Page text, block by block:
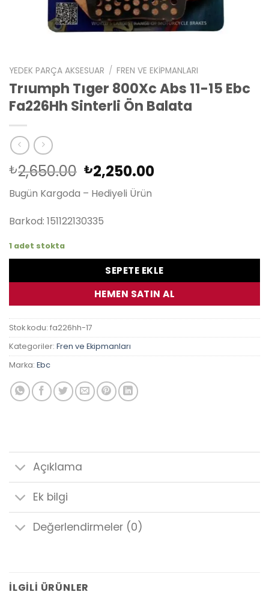
YEDEK PARÇA AKSESUAR / FREN VE EKIPMANLARI
Trıumph Tıger 800Xc Abs 11-15 Ebc
Fa226Hh Sinterli Ön Balata
₺2,650.00 Orijinal
fiyat:
₺2,650.00.
₺2,250.00Şu
Bugün Kargoda – Hediyeli Ürün
Barkod: 151122130335
1 adet stokta
SEPETE EKLE
HEMEN SATIN AL
Stok kodu: fa226hh-17
Kategoriler: Fren ve Ekipmanları
Marka: Ebc
Açıklama
Ek bilgi
Değerlendirmeler (0)
İLGILI ÜRÜNLER